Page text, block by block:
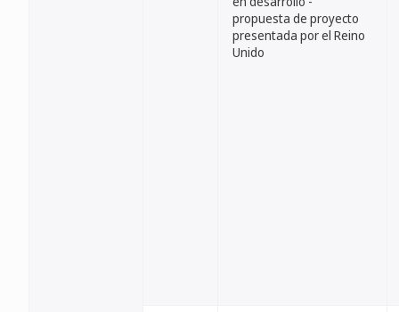
propuesta de proyecto
presentada por el Reino
Unido